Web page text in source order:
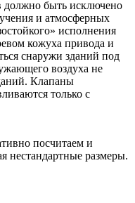
должно быть исключено
и атмосферных
исполнения
кожуха привода и
снаружи зданий под
воздуха не
Клапаны
только с
посчитаем и
нестандартные размеры.